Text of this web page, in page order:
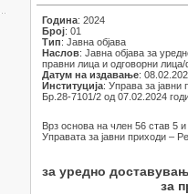
Година: 2024
Број: 01
Тип: Јавна објава
Наслов: Јавна објава за
правни лица и одговорни
Датум на издавање:
Институција: Управа за јавни
Бр.28-7101/2 од 07.02.2024
Врз основа на член 56 став 5
Управата за јавни приходи –
за уредно
за